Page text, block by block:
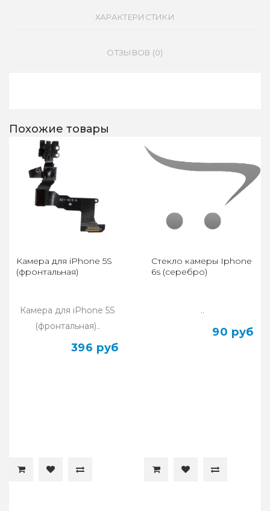
ХАРАКТЕРИСТИКИ
ОТЗЫВОВ (0)
Похожие товары
Камера для iPhone 5S
(фронтальная)
Камера для iPhone 5S
(фронтальная)..
396 руб
Стекло камеры Iphone
6s (серебро)
..
90 руб